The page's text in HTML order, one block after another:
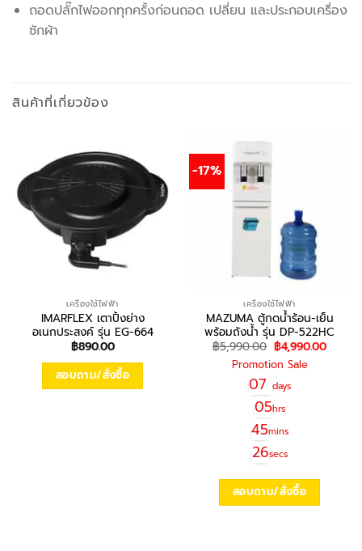
ถอดปลั๊กไฟออกทุกครั้งก่อนถอด เปลี่ยน และประกอบเครื่อง
ซักผ้า
สินค้าที่เกี่ยวข้อง
เครื่องใช้ไฟฟ้า
IMARFLEX เตาปิ้งย่าง
อเนกประสงค์ รุ่น EG-664
฿890.00
สอบถาม/สั่งซื้อ
-17%
เครื่องใช้ไฟฟ้า
MAZUMA ตู้กดน้ำร้อน-เย็น
พร้อมถังน้ำ รุ่น DP-522HC
฿5,990.00 Original
price
was:
฿5,990.00.
฿4,990.00
Promotion Sale
07 days
05hrs
45mins
26secs
สอบถาม/สั่งซื้อ